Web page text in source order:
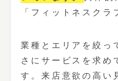
「フィットネスク
業種とエリアを絞っ
さにサービスを求め
す。来店意欲の高い